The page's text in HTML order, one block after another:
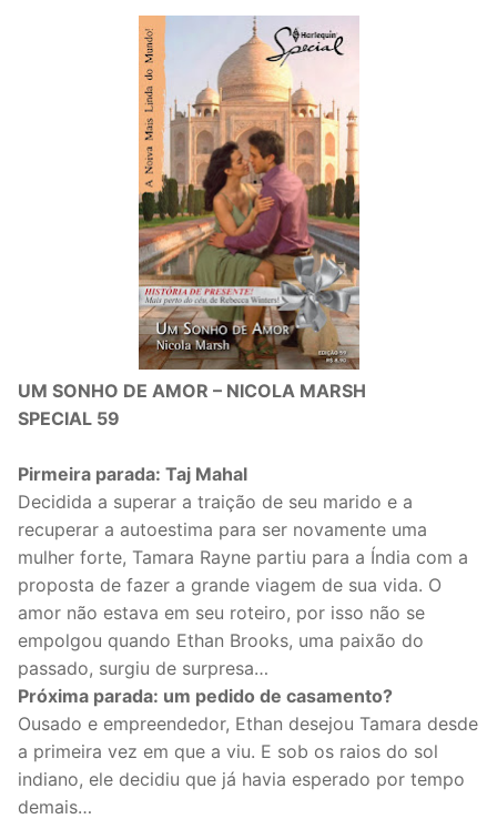
UM SONHO DE AMOR – NICOLA MARSH
SPECIAL 59
Pirmeira parada: Taj Mahal
Decidida a superar a traição de seu marido e a
recuperar a autoestima para ser novamente uma
mulher forte, Tamara Rayne partiu para a Índia com a
proposta de fazer a grande viagem de sua vida. O
amor não estava em seu roteiro, por isso não se
empolgou quando Ethan Brooks, uma paixão do
passado, surgiu de surpresa…
Próxima parada: um pedido de casamento?
Ousado e empreendedor, Ethan desejou Tamara desde
a primeira vez em que a viu. E sob os raios do sol
indiano, ele decidiu que já havia esperado por tempo
demais…